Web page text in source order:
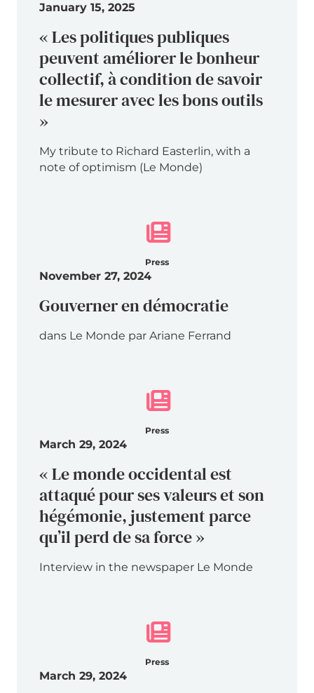
January 15, 2025
« Les politiques publiques
peuvent améliorer le bonheur
collectif, à condition de savoir
le mesurer avec les bons outils
»
My tribute to Richard Easterlin, with a
note of optimism (Le Monde)
Press
November 27, 2024
Gouverner en démocratie
dans Le Monde par Ariane Ferrand
Press
March 29, 2024
« Le monde occidental est
attaqué pour ses valeurs et son
hégémonie, justement parce
qu’il perd de sa force »
Interview in the newspaper Le Monde
Press
March 29, 2024